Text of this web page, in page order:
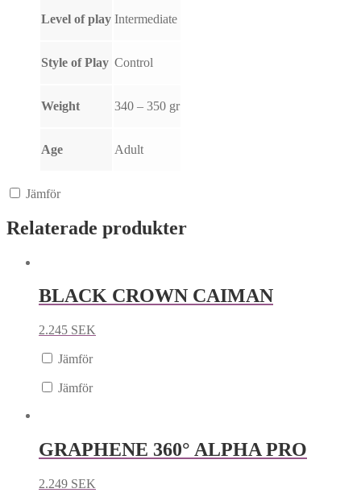
Level of play Intermediate
Style of Play Control
Weight 340 – 350 gr
Age Adult
Jämför
Relaterade produkter
BLACK CROWN CAIMAN
2.245 SEK
Jämför
Jämför
GRAPHENE 360° ALPHA PRO
2.249 SEK